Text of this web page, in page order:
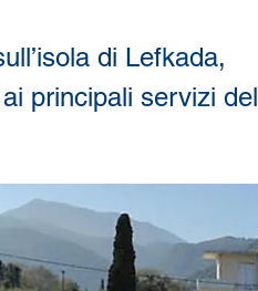
di Lefkada,
principali servizi del